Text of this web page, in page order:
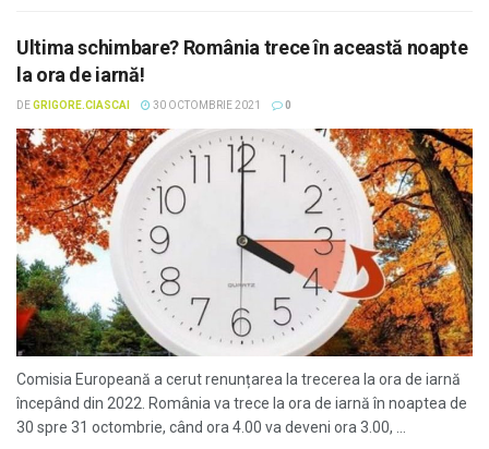
Ultima schimbare? România trece în această noapte
la ora de iarnă!
DEGRIGORE.CIASCAI 30 OCTOMBRIE 2021 0
Comisia Europeană a cerut renunțarea la trecerea la ora de iarnă
începând din 2022. România va trece la ora de iarnă în noaptea de
30 spre 31 octombrie, când ora 4.00 va deveni ora 3.00, ...